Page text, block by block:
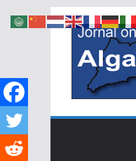
Skip
content